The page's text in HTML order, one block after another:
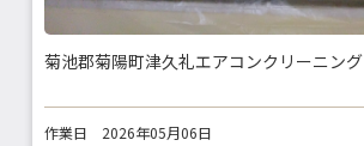
菊池郡菊陽町津久礼エアコンクリーニング
作業日
2026年05月06日